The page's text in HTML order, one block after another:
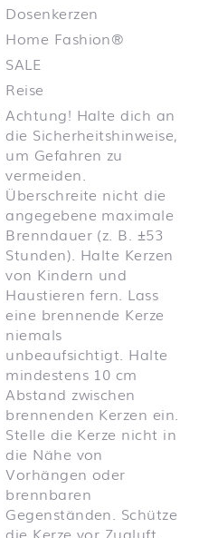
Dosenkerzen
Home Fashion®
SALE
Reise
Achtung! Halte dich an
die Sicherheitshinweise,
um Gefahren zu
vermeiden.
Überschreite nicht die
angegebene maximale
Brenndauer (z. B. ±53
Stunden). Halte Kerzen
von Kindern und
Haustieren fern. Lass
eine brennende Kerze
niemals
unbeaufsichtigt. Halte
mindestens 10 cm
Abstand zwischen
brennenden Kerzen ein.
Stelle die Kerze nicht in
die Nähe von
Vorhängen oder
brennbaren
Gegenständen. Schütze
die Kerze vor Zugluft,